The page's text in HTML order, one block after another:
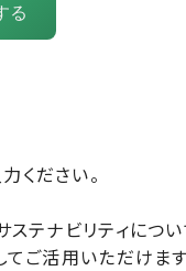
る
ください。
ステナビリティにつ
ご活用いただけま